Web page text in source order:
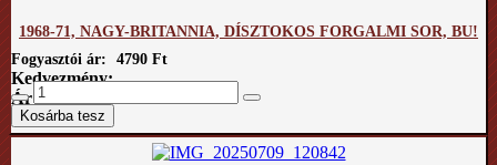
1968-71, NAGY-BRITANNIA, DÍSZTOKOS FORGALMI SOR, BU!
Fogyasztói ár:
4790 Ft
Kedvezmény:
Ár / kg: